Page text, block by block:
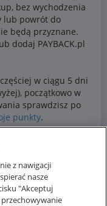
z nawigacji
nasze
"Akceptuj